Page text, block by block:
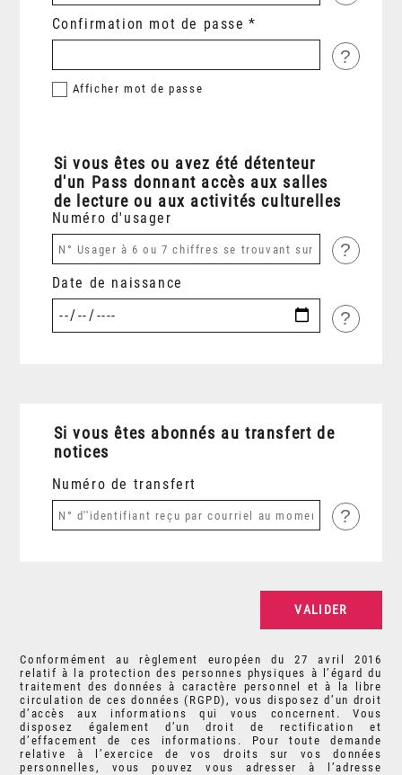
Confirmation mot de passe
?
Afficher mot de passe
Si vous êtes ou avez été détenteur
d'un Pass donnant accès aux salles
de lecture ou aux activités culturelles
Numéro d'usager
?
Date de naissance
?
Si vous êtes abonnés au transfert de
notices
Numéro de transfert
?
Conformément au règlement européen du 27 avril 2016
relatif à la protection des personnes physiques à l’égard du
traitement des données à caractère personnel et à la libre
circulation de ces données (RGPD), vous disposez d’un droit
d’accès aux informations qui vous concernent. Vous
disposez également d’un droit de rectification et
d’effacement de ces informations. Pour toute demande
relative à l’exercice de vos droits sur vos données
personnelles, vous pouvez vous adresser à l’adresse